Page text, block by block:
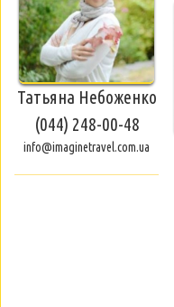
Татьяна Небоженко
(044) 248-00-48
info@imaginetravel.com.ua